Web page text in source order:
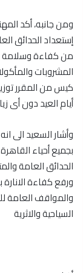
ومن جانبه، أكد
إستعداد الحدائق
من كفاءة وسلامة
كيس من المقرر
أيام العيد دون أى
وأشار السعيد الى
بجميع أحياء
الحدائق العامة
ورفع كفاءة
والمواقف العامة
السياحية والاثرية